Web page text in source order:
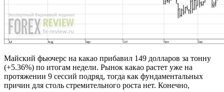
Майский фьючерс на какао прибавил 149 долларов за тонну
(+5.36%) по итогам недели. Рынок какао растет уже на
протяжении 9 сессий подряд, тогда как фундаментальных
причин для столь стремительного роста нет. Конечно,